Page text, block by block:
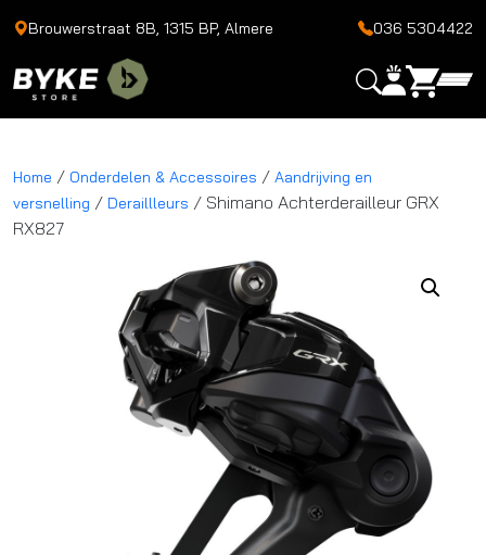
Brouwerstraat 8B, 1315 BP, Almere 036 5304422
Home / Onderdelen & Accessoires / Aandrijving en
versnelling / Deraillleurs / Shimano Achterderailleur GRX
RX827